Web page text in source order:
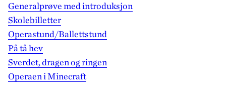
Generalprøve med introduksjon
Skolebilletter
Operastund/Ballettstund
På tå hev
Sverdet, dragen og ringen
Operaen i Minecraft